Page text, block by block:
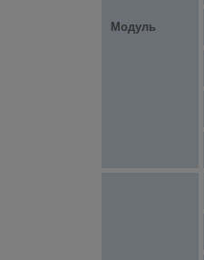
Модуль